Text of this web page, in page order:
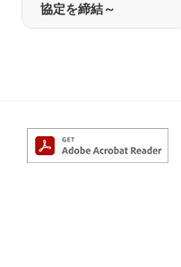
協定を締結～